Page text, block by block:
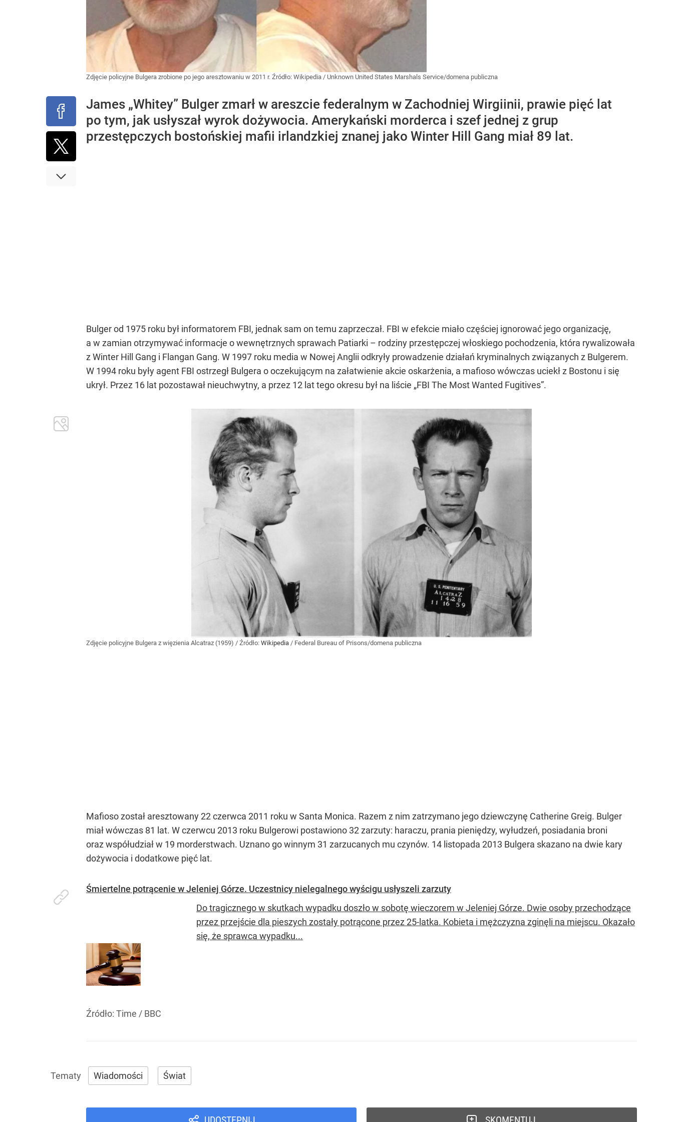
Zdjęcie policyjne Bulgera zrobione po jego aresztowaniu w 2011 r. Źródło: Wikipedia / Unknown United States Marshals Service/domena publiczna
James „Whitey” Bulger zmarł w areszcie federalnym w Zachodniej Wirgiinii, prawie pięć lat
po tym, jak usłyszał wyrok dożywocia. Amerykański morderca i szef jednej z grup
przestępczych bostońskiej mafii irlandzkiej znanej jako Winter Hill Gang miał 89 lat.
Bulger od 1975 roku był informatorem FBI, jednak sam on temu zaprzeczał. FBI w efekcie miało częściej ignorować jego organizację,
a w zamian otrzymywać informacje o wewnętrznych sprawach Patiarki – rodziny przestępczej włoskiego pochodzenia, która rywalizowała
z Winter Hill Gang i Flangan Gang. W 1997 roku media w Nowej Anglii odkryły prowadzenie działań kryminalnych związanych z Bulgerem.
W 1994 roku były agent FBI ostrzegł Bulgera o oczekującym na załatwienie akcie oskarżenia, a mafioso wówczas uciekł z Bostonu i się
ukrył. Przez 16 lat pozostawał nieuchwytny, a przez 12 lat tego okresu był na liście „FBI The Most Wanted Fugitives”.
Zdjęcie policyjne Bulgera z więzienia Alcatraz (1959) / Źródło: Wikipedia / Federal Bureau of Prisons/domena publiczna
Mafioso został aresztowany 22 czerwca 2011 roku w Santa Monica. Razem z nim zatrzymano jego dziewczynę Catherine Greig. Bulger
miał wówczas 81 lat. W czerwcu 2013 roku Bulgerowi postawiono 32 zarzuty: haraczu, prania pieniędzy, wyłudzeń, posiadania broni
oraz współudział w 19 morderstwach. Uznano go winnym 31 zarzucanych mu czynów. 14 listopada 2013 Bulgera skazano na dwie kary
dożywocia i dodatkowe pięć lat.
Śmiertelne potrącenie w Jeleniej Górze. Uczestnicy nielegalnego wyścigu usłyszeli zarzuty
Do tragicznego w skutkach wypadku doszło w sobotę wieczorem w Jeleniej Górze. Dwie osoby przechodzące
przez przejście dla pieszych zostały potrącone przez 25-latka. Kobieta i mężczyzna zginęli na miejscu. Okazało
się, że sprawca wypadku...
Źródło: Time / BBC
Wiadomości Świat